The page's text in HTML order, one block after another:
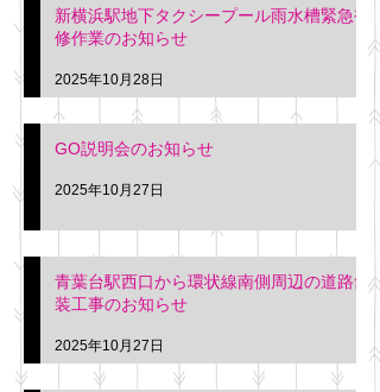
新横浜駅地下タクシープール雨水槽緊急補
修作業のお知らせ
2025年10月28日
GO説明会のお知らせ
2025年10月27日
青葉台駅西口から環状線南側周辺の道路舗
装工事のお知らせ
2025年10月27日